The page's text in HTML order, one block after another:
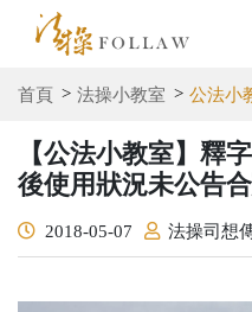
首頁 法操小教室 公法小
【公法小教室】釋
後使用狀況未公告
2018-05-07 法操司想